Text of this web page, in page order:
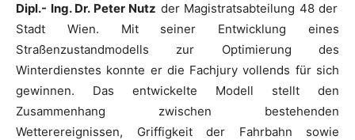
Dipl.- Ing. Dr. Peter Nutz der Magistratsabteilung 48 der
Stadt Wien. Mit seiner Entwicklung eines
Straßenzustandmodells zur Optimierung des
Winterdienstes konnte er die Fachjury vollends für sich
gewinnen. Das entwickelte Modell stellt den
Zusammenhang zwischen bestehenden
Wetterereignissen, Griffigkeit der Fahrbahn sowie